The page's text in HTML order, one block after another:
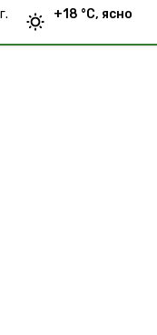
+18 °С, ясно